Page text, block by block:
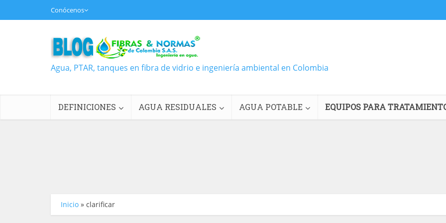
Conócenos
Agua, PTAR, tanques en fibra de vidrio e ingeniería ambiental en Colombia
DEFINICIONES AGUA RESIDUALES AGUA POTABLE EQUIPOS PARA
Inicio » clarificar